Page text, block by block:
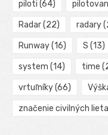
piloti (64)
Radar(22) radary
Runway(16) S (13)
system (14) time
vrtuľníky(66)
značenie civilných